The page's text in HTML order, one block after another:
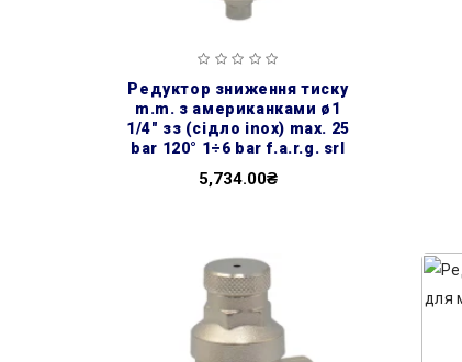
редуктор зниження тиску
m.m. з американками ø1
1/4″ зз (сідло inox) max. 25
bar 120° 1÷6 bar f.a.r.g. srl
5,734.00₴